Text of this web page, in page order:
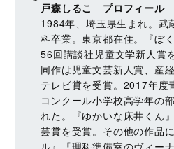
戸森しるこ プロフィール
1984年、埼玉県生まれ。武
科卒業。東京都在住。『ぼ
56回講談社児童文学新人賞
同作は児童文芸新人賞、産
テレビ賞を受賞。2017年度
コンクール小学校高学年の
れた。『ゆかいな床井くん
芸賞を受賞。その他の作品